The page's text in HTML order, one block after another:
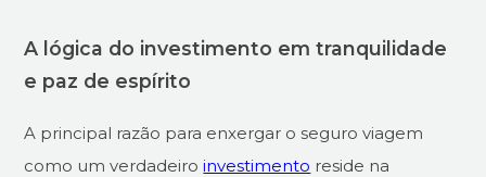
A lógica do investimento em tranquilidade
e paz de espírito
A principal razão para enxergar o seguro viagem
como um verdadeiroinvestimento reside na